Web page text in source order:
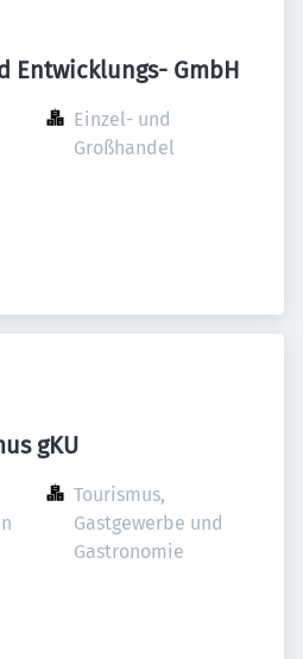
Entwicklungs- GmbH
Einzel- und
Großhandel
gKU
Tourismus,
Gastgewerbe und
Gastronomie